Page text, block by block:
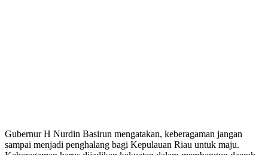
Gubernur H Nurdin Basirun mengatakan, keberagaman jangan
sampai menjadi penghalang bagi Kepulauan Riau untuk maju.